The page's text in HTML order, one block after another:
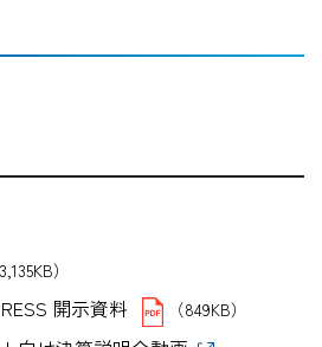
3,135KB）
開示資料 （849KB）